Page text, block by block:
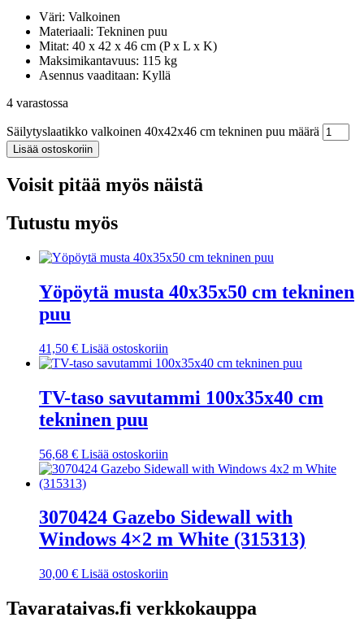
Väri: Valkoinen
Materiaali: Tekninen puu
Mitat: 40 x 42 x 46 cm (P x L x K)
Maksimikantavuus: 115 kg
Asennus vaaditaan: Kyllä
4 varastossa
Säilytyslaatikko valkoinen 40x42x46 cm tekninen puu määrä
Lisää ostoskoriin
Voisit pitää myös näistä
Tutustu myös
Yöpöytä musta 40x35x50 cm tekninen
puu
41,50 € Lisää ostoskoriin
TV-taso savutammi 100x35x40 cm
tekninen puu
56,68 € Lisää ostoskoriin
3070424 Gazebo Sidewall with
Windows 4×2 m White (315313)
30,00 € Lisää ostoskoriin
Tavarataivas.fi verkkokauppa